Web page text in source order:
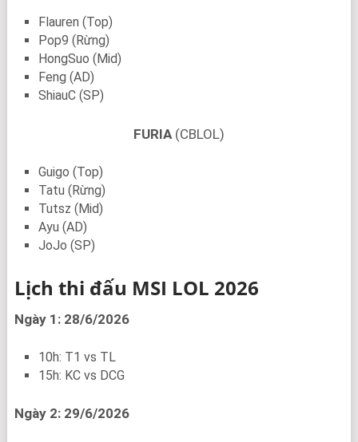
Flauren (Top)
Pop9 (Rừng)
HongSuo (Mid)
Feng (AD)
ShiauC (SP)
FURIA(CBLOL)
Guigo (Top)
Tatu (Rừng)
Tutsz (Mid)
Ayu (AD)
JoJo (SP)
Lịch thi đấu MSI LOL 2026
Ngày 1: 28/6/2026
10h: T1 vs TL
15h: KC vs DCG
Ngày 2: 29/6/2026